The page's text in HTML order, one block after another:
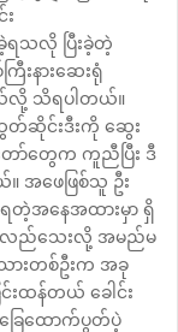
ခဲ့ရသလို ပြီးခဲ့တဲ့
းနားဆေးရုံ
ယ်လို့ သိရပါတယ်။
ဆိုင်းဒီးကို ဆွေး
ော်တွေက ကူညီပြီး ဒီ
အဖေဖြစ်သူ ဦး
တဲ့အနေအထားမှာ ရှိ
မလည်သေးလို့ အမည်မ
ားတစ်ဦးက အခု
းထန်တယ် ခေါင်း
ေထောက်ပွတ်ပဲ့